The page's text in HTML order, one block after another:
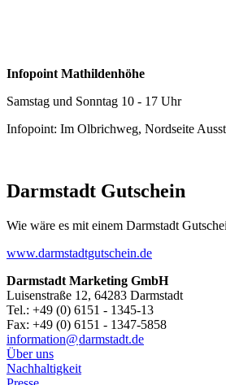
Infopoint Mathildenhöhe
Samstag und Sonntag 10 - 17 Uhr
Infopoint: Im Olbrichweg, Nordseite
Darmstadt Gutschein
Wie wäre es mit einem Darmstadt
www.darmstadtgutschein.de
Darmstadt Marketing GmbH
Luisenstraße 12, 64283 Darmstadt
Tel.: +49 (0) 6151 - 1345-13
Fax: +49 (0) 6151 - 1347-5858
information@darmstadt.de
Über uns
Nachhaltigkeit